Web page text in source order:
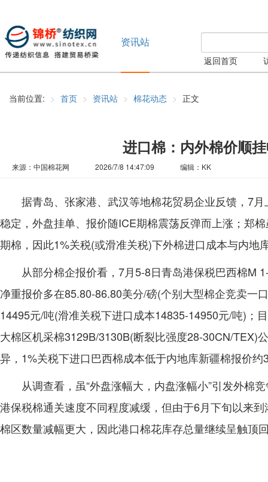
资讯站
返回首页
当前位置: 首页 资讯站 棉花动态 正文
进口棉：内外棉价顺
来源：中国棉花网 2026/7/8 14:47:09 编辑：KK
据青岛、张家港、武汉等地棉花贸易企业反馈，7
稳定，外盘挂单、报价随ICE期棉震荡反弹而上涨；郑
期棉，因此1%关税(或滑准关税)下外棉进口成本与内
从部分棉企报价看，7月5-8日青岛港保税巴西棉M
净重报价多在85.80-86.80美分/磅(个别大型棉企竞卖一
14495元/吨(滑准关税下进口成本14835-14950元/吨)；
大棉区机采棉3129B/3130B(断裂比强度28-30CN/TEX)
异，1%关税下进口巴西棉成本低于内地库新疆棉报价
从调查看，虽“外盘涨幅大，内盘涨幅小”引发外棉
港保税棉通关速度不同程度减缓，但由于6月下旬以来
棉区数量减幅更大，因此港口棉花库存总量继续呈触顶